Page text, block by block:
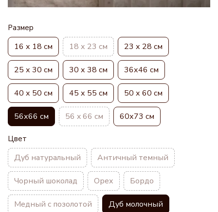
Размер
16 х 18 см 18 х 23 см 23 х 28 см
25 х 30 см 30 х 38 см 36х46 см
40 х 50 см 45 х 55 см 50 х 60 см
56х66 см 56 x 66 см 60х73 см
Цвет
Дуб натуральный Античный темный
Чорный шоколад Орех Бордо
Медный с позолотой Дуб молочный